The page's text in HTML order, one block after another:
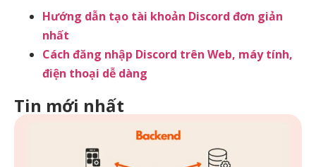
Hướng dẫn tạo tài khoản Discord đơn giản
nhất
Cách đăng nhập Discord trên Web, máy tính,
điện thoại dễ dàng
Tin mới nhất